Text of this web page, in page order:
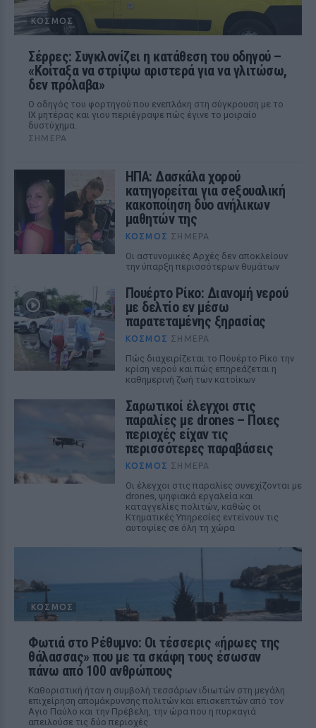
ΚΌΣΜΟΣ
Σέρρες: Συγκλονίζει η κατάθεση του οδηγού –
«Κοίταξα να στρίψω αριστερά για να γλιτώσω,
δεν πρόλαβα»
Ο οδηγός του φορτηγού που ενεπλάκη στη σύγκρουση με το
ΙΧ μητέρας και γιου περιέγραψε πώς έγινε το μοιραίο
δυστύχημα.
ΣΉΜΕΡΑ
ΗΠΑ: Δασκάλα χορού
κατηγορείται για σeξουαλική
κακοποίηση δύο ανήλικων
μαθητών της
ΚΌΣΜΟΣ ΣΉΜΕΡΑ
Οι αστυνομικές Αρχές δεν αποκλείουν
την ύπαρξη περισσότερων θυμάτων
Πουέρτο Ρίκο: Διανομή νερού
με δελτίο εν μέσω
παρατεταμένης ξηρασίας
ΚΌΣΜΟΣ ΣΉΜΕΡΑ
Πώς διαχειρίζεται το Πουέρτο Ρίκο την
κρίση νερού και πώς επηρεάζεται η
καθημερινή ζωή των κατοίκων
Σαρωτικοί έλεγχοι στις
παραλίες με drones – Ποιες
περιοχές είχαν τις
περισσότερες παραβάσεις
ΚΌΣΜΟΣ ΣΉΜΕΡΑ
Οι έλεγχοι στις παραλίες συνεχίζονται με
drones, ψηφιακά εργαλεία και
καταγγελίες πολιτών, καθώς οι
Κτηματικές Υπηρεσίες εντείνουν τις
αυτοψίες σε όλη τη χώρα
ΚΌΣΜΟΣ
Φωτιά στο Ρέθυμνο: Οι τέσσερις «ήρωες της
θάλασσας» που με τα σκάφη τους έσωσαν
πάνω από 100 ανθρώπους
Καθοριστική ήταν η συμβολή τεσσάρων ιδιωτών στη μεγάλη
επιχείρηση απομάκρυνσης πολιτών και επισκεπτών από τον
Αγιο Παύλο και την Πρέβελη, την ώρα που η πυρκαγιά
απειλούσε τις δύο περιοχές